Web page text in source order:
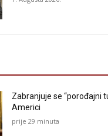
Zabranjuje se “porođajni
Americi
prije 29 minuta